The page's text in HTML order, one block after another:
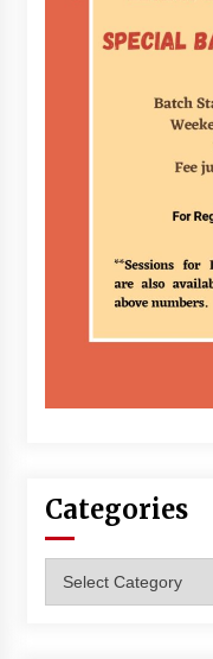
Categories